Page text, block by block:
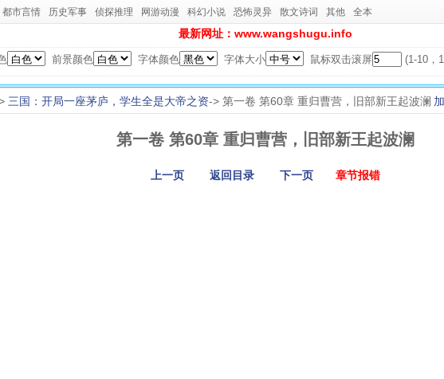
都市言情 历史军事 侦探推理 网游动漫 科幻小说 恐怖灵异 散文诗词 其他 全本
最新网址：www.wangshugu.info
前景颜色 字体颜色 字体大小 鼠标双击滚屏 (1-10，
三国：开局一座茅庐，学生全是大帝之资-> 第一卷 第60章 重归曹营，旧部新王起波澜
第一卷 第60章 重归曹营，旧部新王起波澜
上一页 返回目录 下一页 章节报错